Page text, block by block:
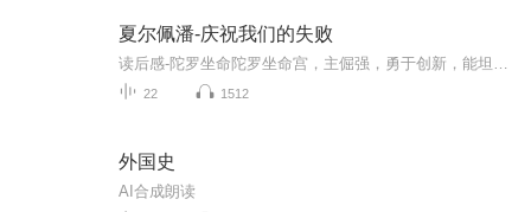
夏尔佩潘-庆祝我们的失败
22 1512
外国史
AI合成朗读